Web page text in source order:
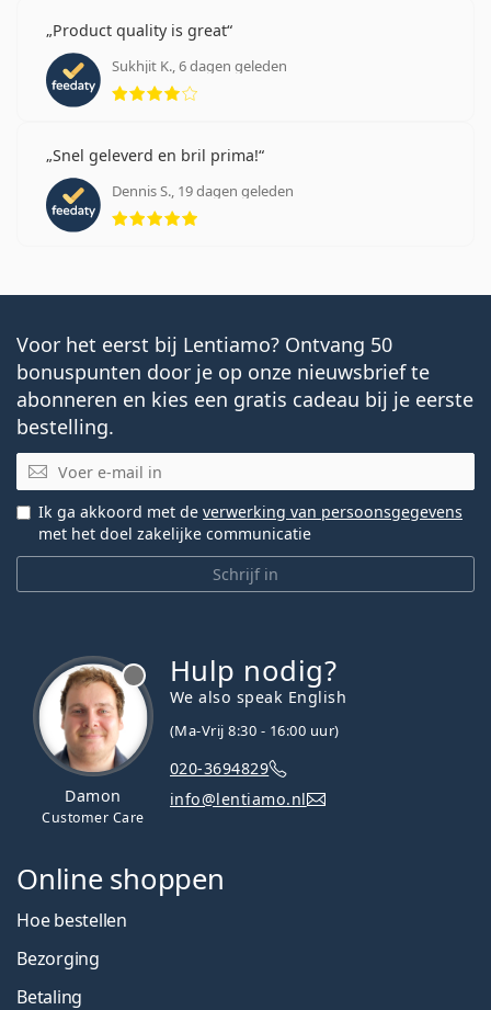
Product quality is great
Sukhjit K., 6 dagen geleden
Beoordeling 4 van 5
Snel geleverd en bril prima!
Dennis S., 19 dagen geleden
Beoordeling 5 van 5
Voor het eerst bij Lentiamo? Ontvang 50
bonuspunten door je op onze nieuwsbrief te
abonneren en kies een gratis cadeau bij je eerste
bestelling.
E-mail
Schrijf in
Ik ga akkoord met de verwerking van persoonsgegevens
met het doel zakelijke communicatie
Damon
Customer Care
Hulp nodig?
We also speak English
(Ma-Vrij 8:30 - 16:00 uur)
020-3694829
info@lentiamo.nl
Online shoppen
Hoe bestellen
Bezorging
Betaling